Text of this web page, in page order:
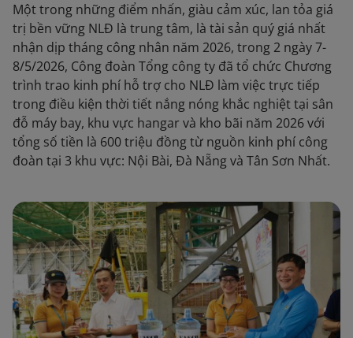
Một trong những điểm nhấn, giàu cảm xúc, lan tỏa giá
trị bền vững NLĐ là trung tâm, là tài sản quý giá nhất
nhận dịp tháng công nhân năm 2026, trong 2 ngày 7-
8/5/2026, Công đoàn Tổng công ty đã tổ chức Chương
trình trao kinh phí hỗ trợ cho NLĐ làm việc trực tiếp
trong điều kiện thời tiết nắng nóng khắc nghiệt tại sân
đỗ máy bay, khu vực hangar và kho bãi năm 2026 với
tổng số tiền là 600 triệu đồng từ nguồn kinh phí công
đoàn tại 3 khu vực: Nội Bài, Đà Nẵng và Tân Sơn Nhất.